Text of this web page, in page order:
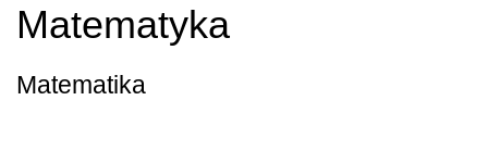
Matematyka
Matematika